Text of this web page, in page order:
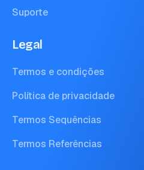
Suporte
Legal
Termos e condições
Política de privacidade
Termos Sequências
Termos Referências